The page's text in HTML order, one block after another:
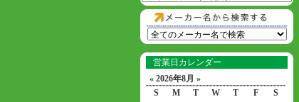
営業日カレンダー
« 2026年8月 »
S
M T W T F
S